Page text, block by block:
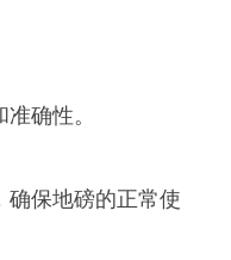
确性。
确保地磅的正常使